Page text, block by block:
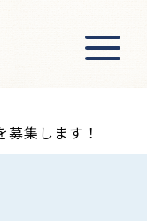
募集します！